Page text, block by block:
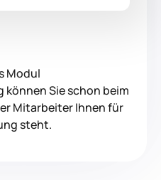
Modul
Sie schon beim
Mitarbeiter Ihnen für
steht.